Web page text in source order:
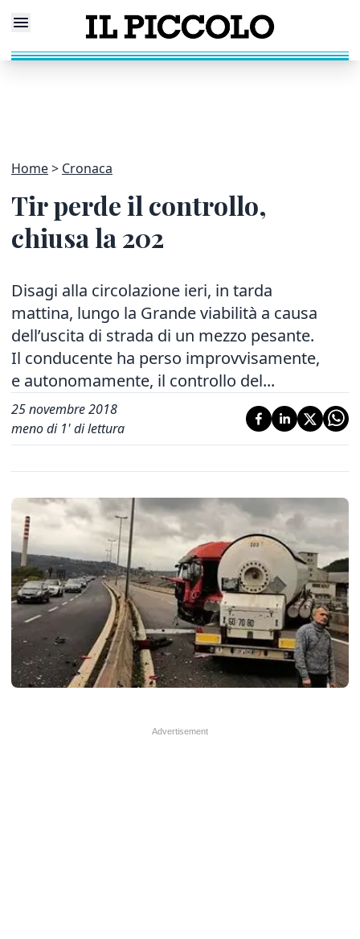
Home Cronaca
Tir perde il controllo,
chiusa la 202
Disagi alla circolazione ieri, in tarda
mattina, lungo la Grande viabilità a causa
dell’uscita di strada di un mezzo pesante.
Il conducente ha perso improvvisamente,
e autonomamente, il controllo del...
25 novembre 2018
meno di 1' di lettura